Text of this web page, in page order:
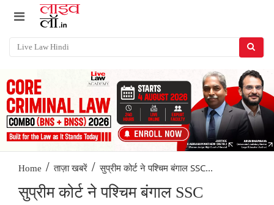
Home / ताज़ा खबरें / सुप्रीम कोर्ट ने पश्चिम बंगाल SSC...
सुप्रीम कोर्ट ने पश्चिम बंगाल SSC